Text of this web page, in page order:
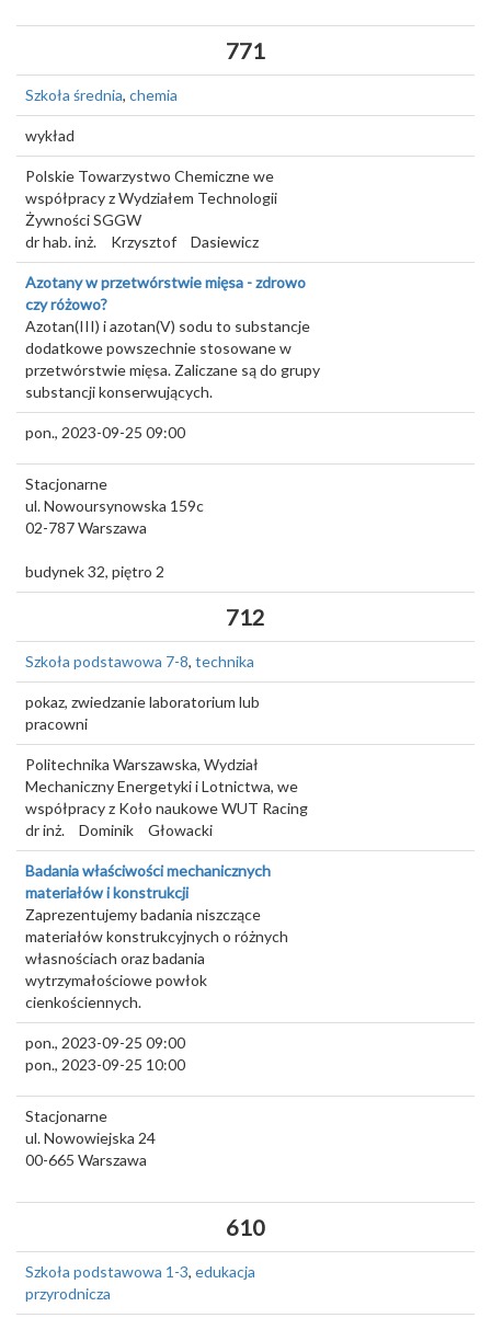
771
Szkoła średnia, chemia
wykład
Polskie Towarzystwo Chemiczne we
współpracy z Wydziałem Technologii
Żywności SGGW
dr hab. inż.
Krzysztof Dasiewicz
Azotany w przetwórstwie mięsa - zdrowo
czy różowo?
Azotan(III) i azotan(V) sodu to substancje
dodatkowe powszechnie stosowane w
przetwórstwie mięsa. Zaliczane są do grupy
substancji konserwujących.
pon., 2023-09-25 09:00
Stacjonarne
ul. Nowoursynowska 159c
02-787Warszawa
budynek 32, piętro 2
712
Szkoła podstawowa 7-8, technika
pokaz, zwiedzanie laboratorium lub
pracowni
Politechnika Warszawska, Wydział
Mechaniczny Energetyki i Lotnictwa, we
współpracy z Koło naukowe WUT Racing
dr inż.
Dominik Głowacki
Badania właściwości mechanicznych
materiałów i konstrukcji
Zaprezentujemy badania niszczące
materiałów konstrukcyjnych o różnych
własnościach oraz badania
wytrzymałościowe powłok
cienkościennych.
pon., 2023-09-25 09:00
pon., 2023-09-25 10:00
Stacjonarne
ul. Nowowiejska 24
00-665 Warszawa
610
Szkoła podstawowa 1-3, edukacja
przyrodnicza